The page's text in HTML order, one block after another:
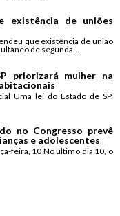
existência de uniões
que existência de união
de segunda...
priorizará mulher na
Uma lei do Estado de SP,
no Congresso prevê
e adolescentes
feira, 10 No último dia 10, o